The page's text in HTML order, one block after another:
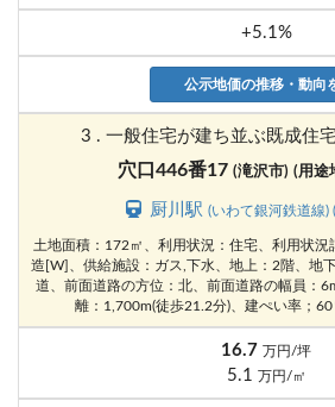
+5.1%
公示地価の推移・動向
3 . 一般住宅が建ち並ぶ既成住
穴口446番17 (滝沢市) (用途
厨川駅 (いわて銀河鉄道線)
土地面積：172㎡、利用状況：住宅、利用状況
造[W]、供給施設：ガス,下水、地上：2階、地
道、前面道路の方位：北、前面道路の幅員：
離：1,700m(徒歩21.2分)、建ぺい率；
16.7 万円/坪
5.1 万円/㎡